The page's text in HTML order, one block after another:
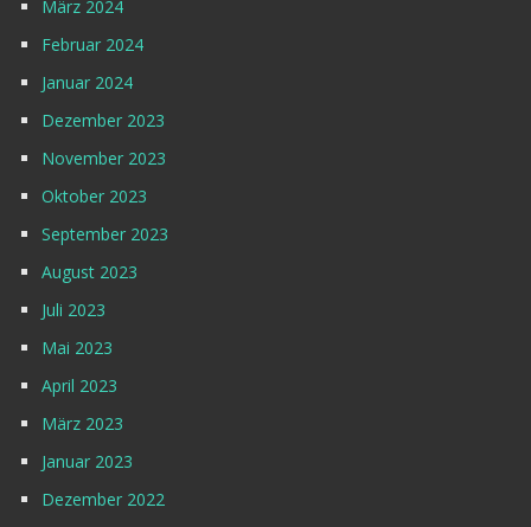
März 2024
Februar 2024
Januar 2024
Dezember 2023
November 2023
Oktober 2023
September 2023
August 2023
Juli 2023
Mai 2023
April 2023
März 2023
Januar 2023
Dezember 2022